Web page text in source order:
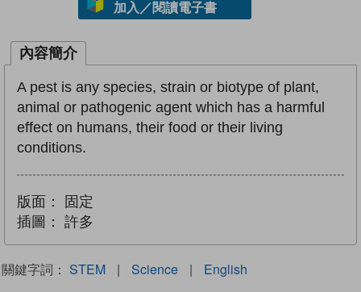
加入／閱讀電子書
內容簡介
A pest is any species, strain or biotype of plant,
animal or pathogenic agent which has a harmful
effect on humans, their food or their living
conditions.
版面：
固定
插圖：
許多
關鍵字詞： STEM | Science | English